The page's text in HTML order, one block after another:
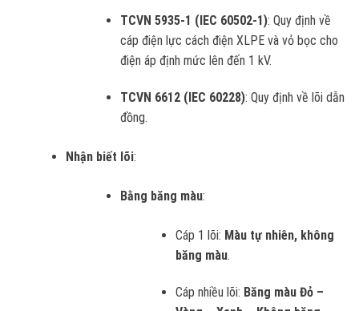
TCVN 5935-1 (IEC 60502-1): Quy định về
cáp điện lực cách điện XLPE và vỏ bọc cho
điện áp định mức lên đến 1 kV.
TCVN 6612 (IEC 60228): Quy định về lõi dẫn
đồng.
Nhận biết lõi:
Bằng băng màu:
Cáp 1 lõi: Màu tự nhiên, không
băng màu.
Cáp nhiều lõi: Băng màu Đỏ –